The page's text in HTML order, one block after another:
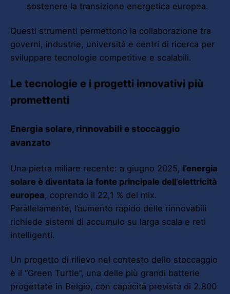
sostenere la transizione energetica europea.
Questi strumenti permettono la collaborazione tra
governi, industrie, università e centri di ricerca per
sviluppare tecnologie competitive e scalabili.
Le tecnologie e i progetti innovativi più
promettenti
Energia solare, rinnovabili e stoccaggio
avanzato
Una pietra miliare recente: a giugno 2025, l’energia
solare è diventata la fonte principale dell’elettricità
europea, coprendo il 22,1 % del mix.
Parallelamente, l’aumento rapido delle rinnovabili
richiede sistemi di accumulo su larga scala e reti
intelligenti.
Un progetto di rilievo nel contesto dello stoccaggio
è il “Green Turtle”, una delle più grandi batterie
progettate in Belgio, con capacità prevista di 2.800